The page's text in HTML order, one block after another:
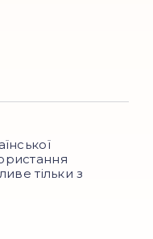
тільки з